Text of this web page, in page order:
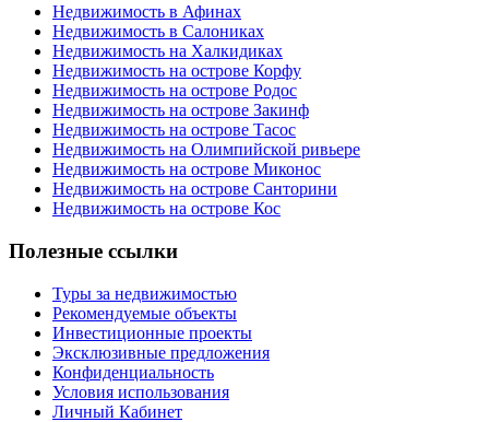
Недвижимость в Афинах
Недвижимость в Салониках
Недвижимость на Халкидиках
Недвижимость на острове Корфу
Недвижимость на острове Родос
Недвижимость на острове Закинф
Недвижимость на острове Тасос
Недвижимость на Олимпийской ривьере
Недвижимость на острове Миконос
Недвижимость на острове Санторини
Недвижимость на острове Кос
Полезные ссылки
Туры за недвижимостью
Рекомендуемые объекты
Инвестиционные проекты
Эксклюзивные предложения
Конфиденциальность
Условия использования
Личный Кабинет